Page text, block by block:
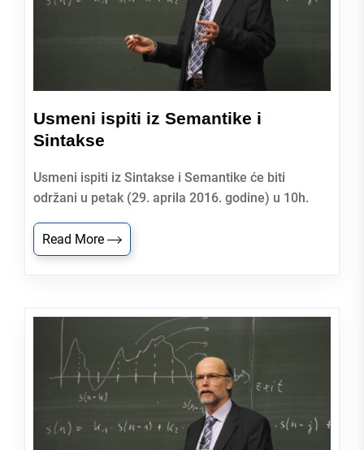
Usmeni ispiti iz Semantike i
Sintakse
Usmeni ispiti iz Sintakse i Semantike će biti
održani u petak (29. aprila 2016. godine) u 10h.
Read More